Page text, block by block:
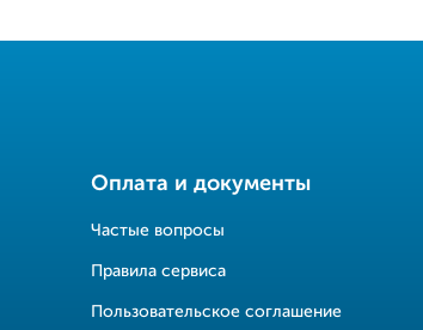
Оплата и документы
Частые вопросы
Правила сервиса
Пользовательское соглашение